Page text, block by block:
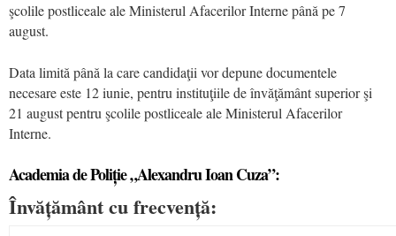
şcolile postliceale ale Ministerul Afacerilor Interne până pe 7
august.
Data limită până la care candidaţii vor depune documentele
necesare este 12 iunie, pentru instituţiile de învăţământ superior şi
21 august pentru şcolile postliceale ale Ministerul Afacerilor
Interne.
Academia de Poliție „Alexandru Ioan Cuza”:
Învățământ cu frecvență: